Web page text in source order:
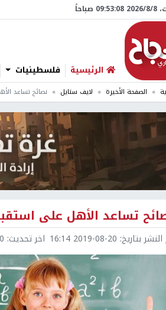
الرئيسية فلسطينيات
الصفحة الأخيرة لايف ستايل نصائح تساعد
تساعد الأهل على
بتاريخ: 2019-08-20 16:14 اخر تحديث: